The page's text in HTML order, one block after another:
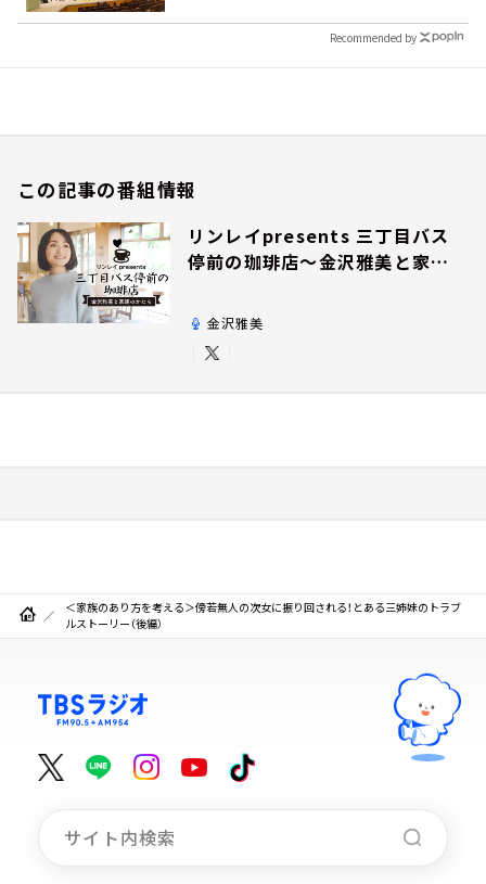
Recommended by
この記事の番組情報
リンレイpresents 三丁目バス
停前の珈琲店～金沢雅美と家族
金沢雅美
＜家族のあり方を考える＞傍若無人の次女に振り回される！とある三姉妹のトラブ
ルストーリー（後編）